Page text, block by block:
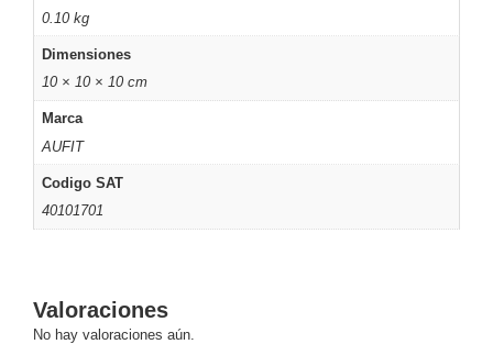
ApoyoPantallas
/
MonitoresVideowall
Seguridad
Protección
Contra
Descargas
Coaxial
AlternaCorriente
/
Almacenamiento
0.10 kg
Dimensiones
10 × 10 × 10 cm
Marca
AUFIT
Codigo SAT
40101701
Valoraciones
No hay valoraciones aún.